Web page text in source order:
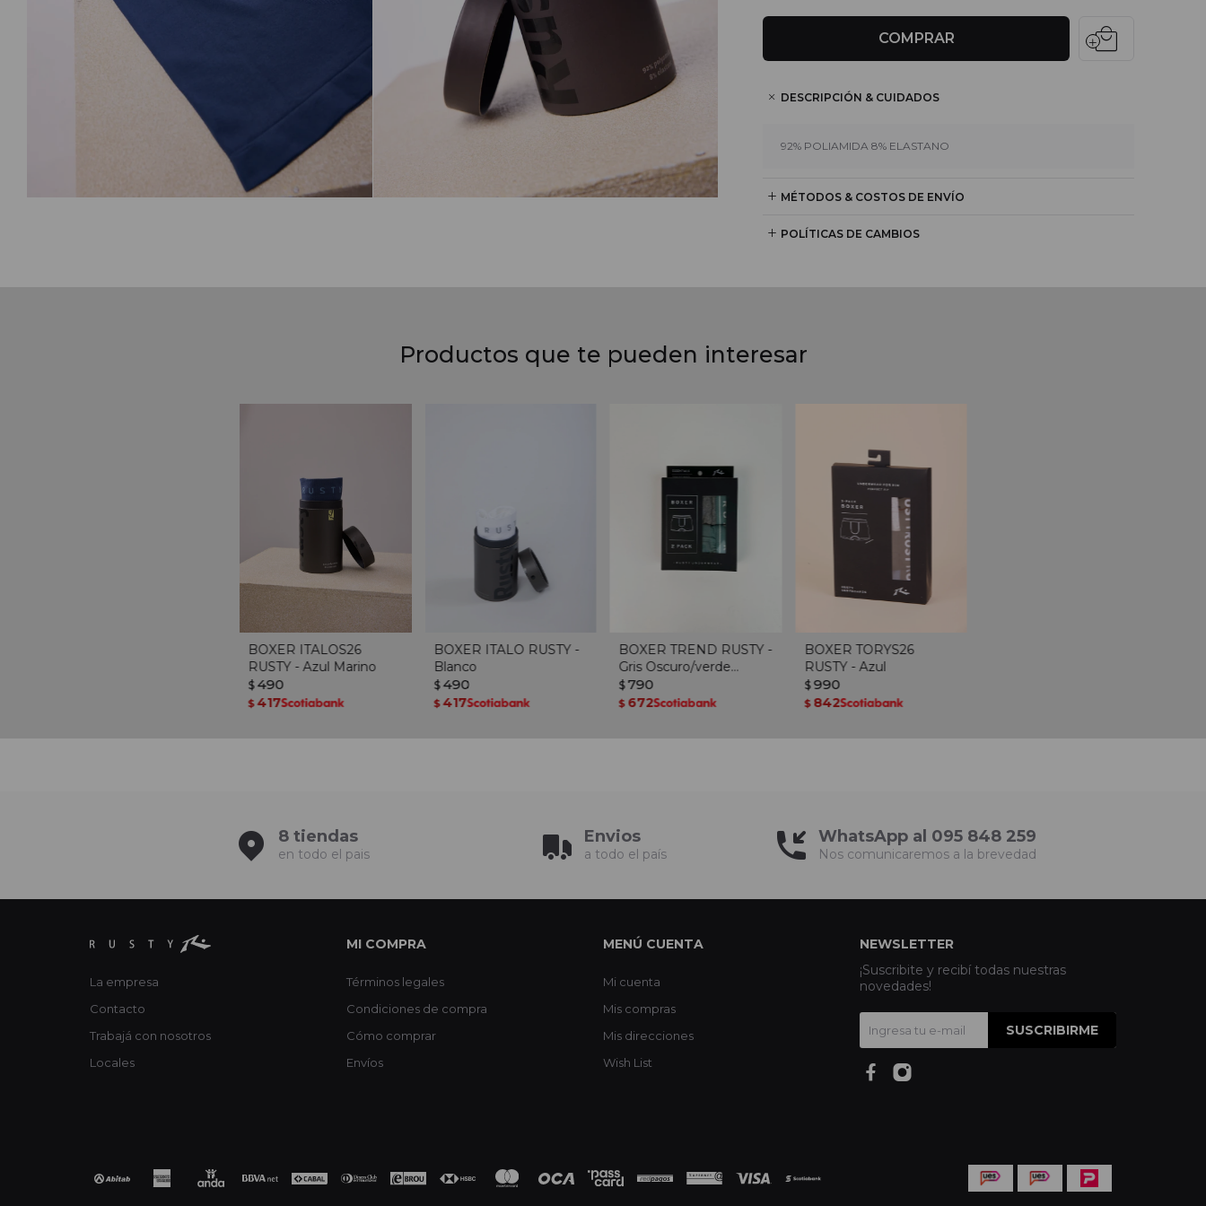
COMPRAR local_mall
DESCRIPCIÓN & CUIDADOS
92% POLIAMIDA 8% ELASTANO
MÉTODOS & COSTOS DE ENVÍO
POLÍTICAS DE CAMBIOS
Productos que te pueden interesar
BOXER ITALOS26
RUSTY - Azul Marino
$ 490
$ 417
BOXER ITALO RUSTY -
Blanco
$ 490
$ 417
BOXER TREND RUSTY -
Gris Oscuro/verde
Oscuro
$ 790
$ 672
BOXER TORYS26
RUSTY - Azul
$ 990
$ 842
8 tiendas
en todo el pais
Envios
a todo el país
WhatsApp al 095 848 259
Nos comunicaremos a la brevedad
La empresa
Contacto
Trabajá con nosotros
Locales
MI COMPRA
Términos legales
Condiciones de compra
Cómo comprar
Envíos
MENÚ CUENTA
Mi cuenta
Mis compras
Mis direcciones
Wish List
NEWSLETTER
¡Suscribite y recibí todas nuestras
novedades!
SUSCRIBIRME